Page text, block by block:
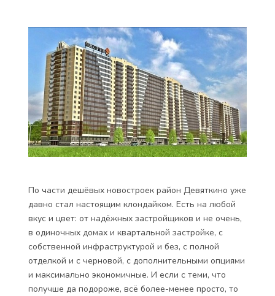
По части дешёвых новостроек район Девяткино уже
давно стал настоящим клондайком. Есть на любой
вкус и цвет: от надёжных застройщиков и не очень,
в одиночных домах и квартальной застройке, с
собственной инфраструктурой и без, с полной
отделкой и с черновой, с дополнительными опциями
и максимально экономичные. И если с теми, что
получше да подороже, всё более-менее просто, то